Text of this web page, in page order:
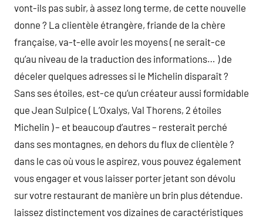
vont-ils pas subir, à assez long terme, de cette nouvelle
donne ? La clientèle étrangère, friande de la chère
française, va-t-elle avoir les moyens ( ne serait-ce
qu’au niveau de la traduction des informations… ) de
déceler quelques adresses si le Michelin disparaît ?
Sans ses étoiles, est-ce qu’un créateur aussi formidable
que Jean Sulpice ( L’Oxalys, Val Thorens, 2 étoiles
Michelin ) – et beaucoup d’autres – resterait perché
dans ses montagnes, en dehors du flux de clientèle ?
dans le cas où vous le aspirez, vous pouvez également
vous engager et vous laisser porter jetant son dévolu
sur votre restaurant de manière un brin plus détendue.
laissez distinctement vos dizaines de caractéristiques